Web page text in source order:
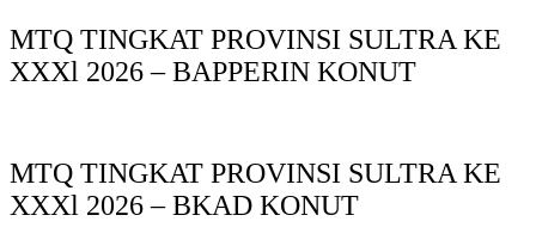
MTQ TINGKAT PROVINSI SULTRA KE
XXXl 2026 – BAPPERIN KONUT
MTQ TINGKAT PROVINSI SULTRA KE
XXXl 2026 – BKAD KONUT